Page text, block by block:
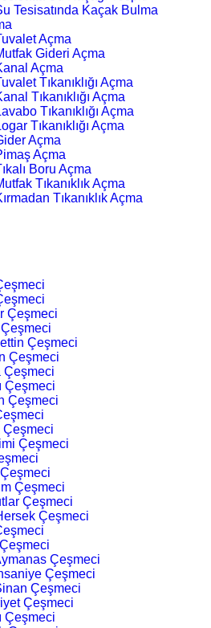
Tesisatında Kaçak Bulma
Açma
Gideri Açma
Açma
Tıkanıklığı Açma
Tıkanıklığı Açma
Tıkanıklığı Açma
Tıkanıklığı Açma
Açma
Açma
Boru Açma
Tıkanıklık Açma
Tıkanıklık Açma
Çeşmeci
Çeşmeci
Çeşmeci
Çeşmeci
Çeşmeci
Çeşmeci
Çeşmeci
Çeşmeci
Çeşmeci
Çeşmeci
Çeşmeci
Çeşmeci
Çeşmeci
Çeşmeci
Çeşmeci
Çeşmeci